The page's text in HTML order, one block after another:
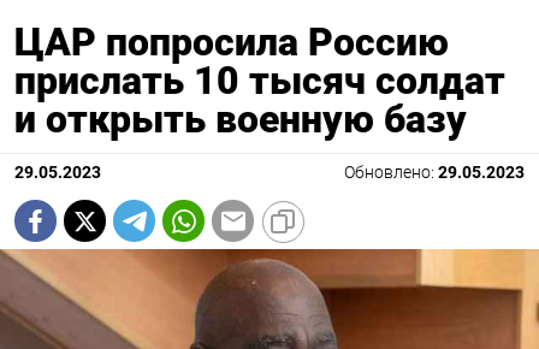
ЦАР попросила Россию
прислать 10 тысяч солдат
и открыть военную базу
29.05.2023 Обновлено: 29.05.2023